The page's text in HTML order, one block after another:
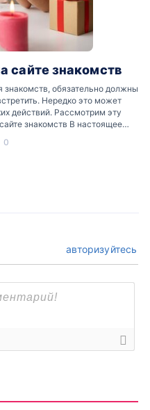
сайте знакомств
обязательно должны
Нередко это может
действий. Рассмотрим эту
знакомств В настоящее
0
авторизуйтесь